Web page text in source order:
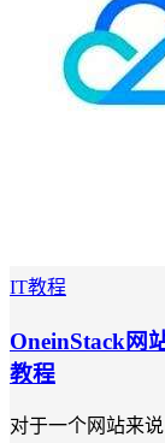
IT教程
OneinStack网
教程
对于一个网站来